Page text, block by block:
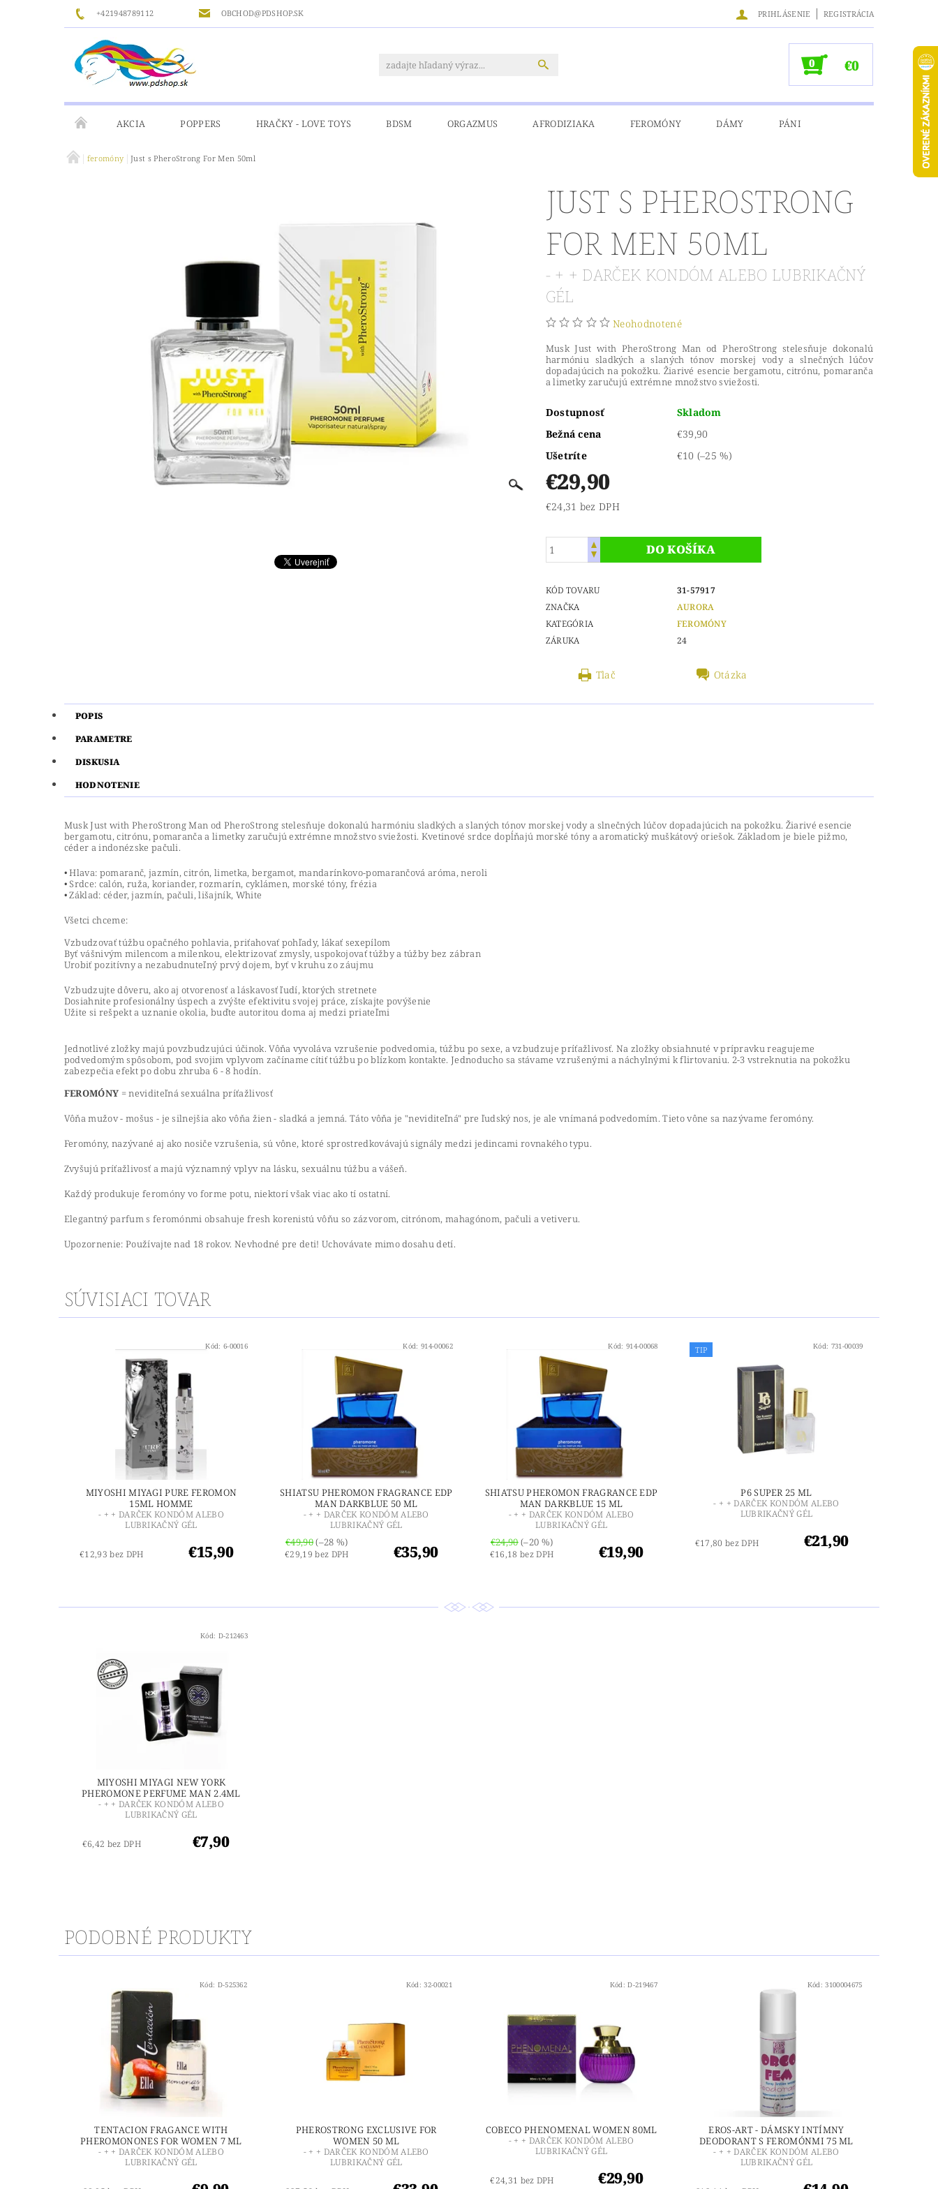
+421948789112 OBCHOD@PDSHOP.SK PRIHLÁSENIE | REGISTRÁCIA
0 €0
AKCIA POPPERS HRAČKY - LOVE TOYS BDSM ORGAZMUS AFRODIZIAKA FEROMÓNY DÁMY PÁNI
GÉLY MASÁŽ ČISTENIE A DEZINFIKÁCIA
feromóny Just s PheroStrong For Men 50ml
JUST S PHEROSTRONG
FOR MEN 50ML
- + + DARČEK KONDÓM ALEBO LUBRIKAČNÝ
GÉL
Neohodnotené
Musk Just with PheroStrong Man od PheroStrong stelesňuje dokonalú
harmóniu sladkých a slaných tónov morskej vody a slnečných lúčov
dopadajúcich na pokožku. Žiarivé esencie bergamotu, citrónu, pomaranča
a limetky zaručujú extrémne množstvo sviežosti.
Dostupnosť
Skladom
Bežná cena
€39,90
Ušetríte
€10 (–25 %)
€29,90
€24,31 bez DPH
KÓD TOVARU
31-57917
ZNAČKA
AURORA
KATEGÓRIA
FEROMÓNY
ZÁRUKA
24
Tlač Otázka
POPIS
PARAMETRE
DISKUSIA
HODNOTENIE
Musk Just with PheroStrong Man od PheroStrong stelesňuje dokonalú harmóniu sladkých a slaných tónov morskej vody a slnečných lúčov dopadajúcich na pokožku. Žiarivé esencie
bergamotu, citrónu, pomaranča a limetky zaručujú extrémne množstvo sviežosti. Kvetinové srdce dopĺňajú morské tóny a aromatický muškátový oriešok. Základom je biele pižmo,
céder a indonézske pačuli.
• Hlava: pomaranč, jazmín, citrón, limetka, bergamot, mandarínkovo-pomarančová aróma, neroli
• Srdce: calón, ruža, koriander, rozmarín, cyklámen, morské tóny, frézia
• Základ: céder, jazmín, pačuli, lišajník, White
Všetci chceme:
Vzbudzovať túžbu opačného pohlavia, priťahovať pohľady, lákať sexepílom
Byť vášnivým milencom a milenkou, elektrizovať zmysly, uspokojovať túžby a túžby bez zábran
Urobiť pozitívny a nezabudnuteľný prvý dojem, byť v kruhu zo záujmu
Vzbudzujte dôveru, ako aj otvorenosť a láskavosť ľudí, ktorých stretnete
Dosiahnite profesionálny úspech a zvýšte efektivitu svojej práce, získajte povýšenie
Užite si rešpekt a uznanie okolia, buďte autoritou doma aj medzi priateľmi
Jednotlivé zložky majú povzbudzujúci účinok. Vôňa vyvoláva vzrušenie podvedomia, túžbu po sexe, a vzbudzuje príťažlivosť. Na zložky obsiahnuté v prípravku reagujeme
podvedomým spôsobom, pod svojim vplyvom začíname cítiť túžbu po blízkom kontakte. Jednoducho sa stávame vzrušenými a náchylnými k flirtovaniu. 2-3 vstreknutia na pokožku
zabezpečia efekt po dobu zhruba 6 - 8 hodín.
FEROMÓNY = neviditeľná sexuálna príťažlivosť
Vôňa mužov - mošus - je silnejšia ako vôňa žien - sladká a jemná. Táto vôňa je "neviditeľná" pre ľudský nos, je ale vnímaná podvedomím. Tieto vône sa nazývame feromóny.
Feromóny, nazývané aj ako nosiče vzrušenia, sú vône, ktoré sprostredkovávajú signály medzi jedincami rovnakého typu.
Zvyšujú príťažlivosť a majú významný vplyv na lásku, sexuálnu túžbu a vášeň.
Každý produkuje feromóny vo forme potu, niektorí však viac ako tí ostatní.
Elegantný parfum s feromónmi obsahuje fresh korenistú vôňu so zázvorom, citrónom, mahagónom, pačuli a vetiveru.
Upozornenie: Používajte nad 18 rokov. Nevhodné pre deti! Uchovávate mimo dosahu detí.
SÚVISIACI TOVAR
Kód: 6-00016
MIYOSHI MIYAGI PURE FEROMON
15ML HOMME
- + + DARČEK KONDÓM ALEBO
LUBRIKAČNÝ GÉL
€12,93 bez DPH €15,90
Kód:914-00062
SHIATSU PHEROMON FRAGRANCE EDP
MAN DARKBLUE 50 ML
- + + DARČEK KONDÓM ALEBO
LUBRIKAČNÝ GÉL
€49,90(–28 %)
€29,19 bez DPH €35,90
Kód: 914-00068
SHIATSU PHEROMON FRAGRANCE EDP
MAN DARKBLUE 15 ML
- + + DARČEK KONDÓM ALEBO
LUBRIKAČNÝ GÉL
€24,90(–20 %)
€16,18 bez DPH €19,90
TIP Kód: 731-00039
P6 SUPER 25 ML
- + + DARČEK KONDÓM ALEBO
LUBRIKAČNÝ GÉL
€17,80 bez DPH €21,90
Kód: D-212463
MIYOSHI MIYAGI NEW YORK
PHEROMONE PERFUME MAN 2.4ML
- + + DARČEK KONDÓM ALEBO
LUBRIKAČNÝ GÉL
€6,42 bez DPH €7,90
PODOBNÉ PRODUKTY
Kód: D-525362
TENTACION FRAGANCE WITH
PHEROMONONES FOR WOMEN 7 ML
- + + DARČEK KONDÓM ALEBO
LUBRIKAČNÝ GÉL
Kód:32-00021
PHEROSTRONG EXCLUSIVE FOR
WOMEN 50 ML
- + + DARČEK KONDÓM ALEBO
LUBRIKAČNÝ GÉL
Kód:D-219467
COBECO PHENOMENAL WOMEN 80ML
- + + DARČEK KONDÓM ALEBO
LUBRIKAČNÝ GÉL
€24,31 bez DPH €29,90
Kód:3100004675
EROS-ART - DÁMSKY INTÍMNY
DEODORANT S FEROMÓNMI 75 ML
- + + DARČEK KONDÓM ALEBO
LUBRIKAČNÝ GÉL